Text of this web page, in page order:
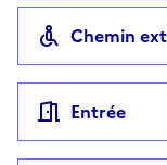
Chemin
Entrée